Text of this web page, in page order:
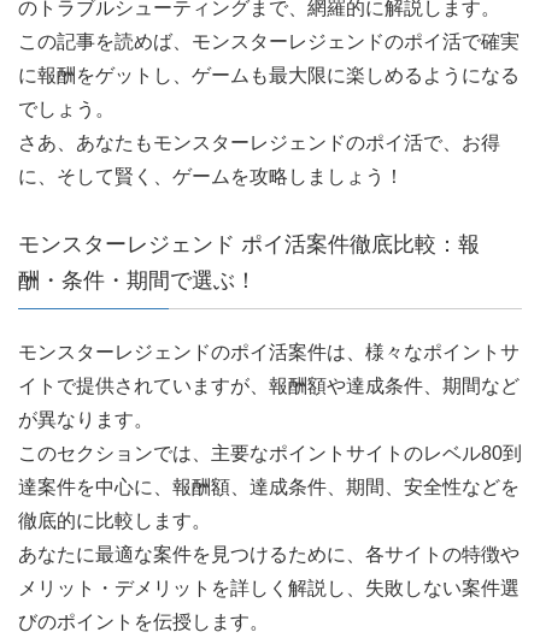
のトラブルシューティングまで、網羅的に解説します。
この記事を読めば、モンスターレジェンドのポイ活で確実
に報酬をゲットし、ゲームも最大限に楽しめるようになる
でしょう。
さあ、あなたもモンスターレジェンドのポイ活で、お得
に、そして賢く、ゲームを攻略しましょう！
モンスターレジェンド ポイ活案件徹底比較：報
酬・条件・期間で選ぶ！
モンスターレジェンドのポイ活案件は、様々なポイントサ
イトで提供されていますが、報酬額や達成条件、期間など
が異なります。
このセクションでは、主要なポイントサイトのレベル80到
達案件を中心に、報酬額、達成条件、期間、安全性などを
徹底的に比較します。
あなたに最適な案件を見つけるために、各サイトの特徴や
メリット・デメリットを詳しく解説し、失敗しない案件選
びのポイントを伝授します。